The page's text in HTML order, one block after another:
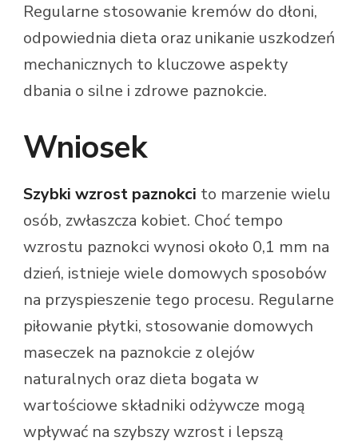
Regularne stosowanie kremów do dłoni,
odpowiednia dieta oraz unikanie uszkodzeń
mechanicznych to kluczowe aspekty
dbania o silne i zdrowe paznokcie.
Wniosek
Szybki wzrost paznokci to marzenie wielu
osób, zwłaszcza kobiet. Choć tempo
wzrostu paznokci wynosi około 0,1 mm na
dzień, istnieje wiele domowych sposobów
na przyspieszenie tego procesu. Regularne
piłowanie płytki, stosowanie domowych
maseczek na paznokcie z olejów
naturalnych oraz dieta bogata w
wartościowe składniki odżywcze mogą
wpływać na szybszy wzrost i lepszą